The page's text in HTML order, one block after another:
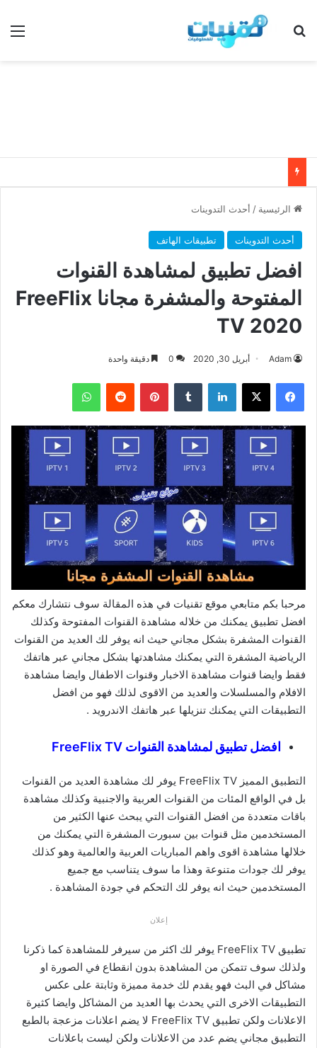
بحث عن
الرئيسية / أحدث التدوينات
أحدث التدوينات تطبيقات الهاتف
افضل تطبيق لمشاهدة القنوات
المفتوحة والمشفرة مجانا FreeFlix
TV 2020
Adam أبريل 30, 2020 0 دقيقة واحدة
فيسبوك ‫X لينكدإن بينتيريست واتساب
مرحبا بكم متابعي موقع تقنيات في هذه المقالة سوف نتشارك معكم
افضل تطبيق يمكنك من خلاله مشاهدة القنوات المفتوحة وكذلك
القنوات المشفرة بشكل مجاني حيث انه يوفر لك العديد من القنوات
الرياضية المشفرة التي يمكنك مشاهدتها بشكل مجاني عبر هاتفك
فقط وايضا قنوات مشاهدة الاخبار وقنوات الاطفال وايضا مشاهدة
الافلام والمسلسلات والعديد من الاقوى لذلك فهو من افضل
التطبيقات التي يمكنك تنزيلها عبر هاتفك الاندرويد .
افضل تطبيق لمشاهدة القنوات FreeFlix TV
التطبيق المميز FreeFlix TV يوفر لك مشاهدة العديد من القنوات
بل في الواقع المئات من القنوات العربية والاجنبية وكذلك مشاهدة
باقات متعددة من افضل القنوات التي يبحث عنها الكثير من
المستخدمين مثل قنوات بين سبورت المشفرة التي يمكنك من
خلالها مشاهدة اقوى واهم المباريات العربية والعالمية وهو كذلك
يوفر لك جودات متنوعة وهذا ما سوف يتناسب مع جميع
المستخدمين حيث انه يوفر لك التحكم في جودة المشاهدة .
إعلان
تطبيق FreeFlix TV يوفر لك اكثر من سيرفر للمشاهدة كما ذكرنا
ولذلك سوف تتمكن من المشاهدة بدون انقطاع في الصورة او
مشاكل في البث فهو يقدم لك خدمة مميزة وثابتة على عكس
التطبيقات الاخرى التي يحدث بها العديد من المشاكل وايضا كثيرة
الاعلانات ولكن تطبيق FreeFlix TV لا يضم اعلانات مزعجة بالطبع
التطبيق مجاني يضم عدد من الاعلانات ولكن ليست باعلانات